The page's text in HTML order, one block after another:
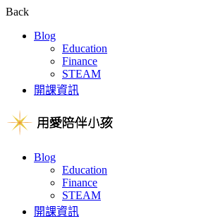
Back
Blog
Education
Finance
STEAM
開課資訊
Blog
Education
Finance
STEAM
開課資訊